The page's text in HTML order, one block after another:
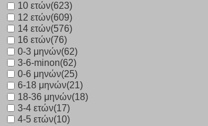
10 ετών(623)
12 ετών(609)
14 ετών(576)
16 ετών(76)
0-3 μηνών(62)
3-6-minon(62)
0-6 μηνών(25)
6-18 μηνών(21)
18-36 μηνών(18)
3-4 ετών(17)
4-5 ετών(10)